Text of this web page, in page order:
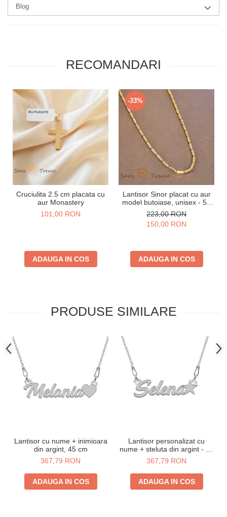
Blog
RECOMANDARI
Cruciulita 2.5 cm placata cu
aur Monastery
101,00 RON
ADAUGA IN COS
-33%
Lantisor Sinor placat cu aur
model butoiase, unisex - 50
cm
223,00 RON
150,00 RON
ADAUGA IN COS
PRODUSE SIMILARE
Lantisor cu nume + inimioara
din argint, 45 cm
367,79 RON
ADAUGA IN COS
Lantisor personalizat cu
nume + steluta din argint - 45
cm
367,79 RON
ADAUGA IN COS